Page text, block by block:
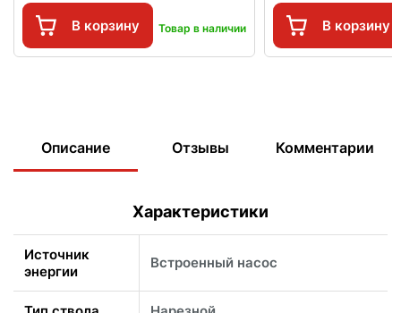
В корзину Товар в наличии В корзину
Описание Отзывы Комментарии
Характеристики
Источник
энергии
Встроенный насос